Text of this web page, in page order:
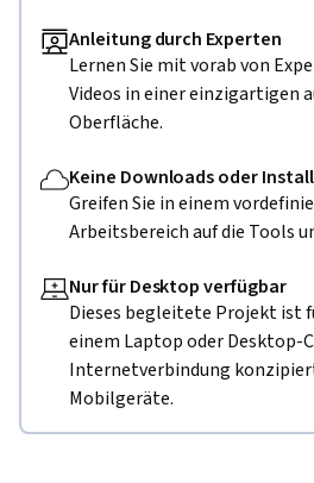
Anleitung durch Experten
Lernen Sie mit vorab von
Videos in einer einzigartigen
Oberfläche.
Keine Downloads oder
Greifen Sie in einem
Arbeitsbereich auf die Tools
Nur für Desktop verfügbar
Dieses begleitete Projekt ist
einem Laptop oder
Internetverbindung
Mobilgeräte.